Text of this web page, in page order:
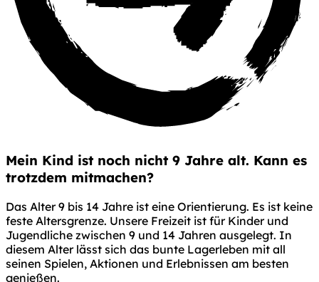
Mein Kind ist noch nicht 9 Jahre alt. Kann es
trotzdem mitmachen?
Das Alter 9 bis 14 Jahre ist eine Orientierung. Es ist keine
feste Altersgrenze. Unsere Freizeit ist für Kinder und
Jugendliche zwischen 9 und 14 Jahren ausgelegt. In
diesem Alter lässt sich das bunte Lagerleben mit all
seinen Spielen, Aktionen und Erlebnissen am besten
genießen.